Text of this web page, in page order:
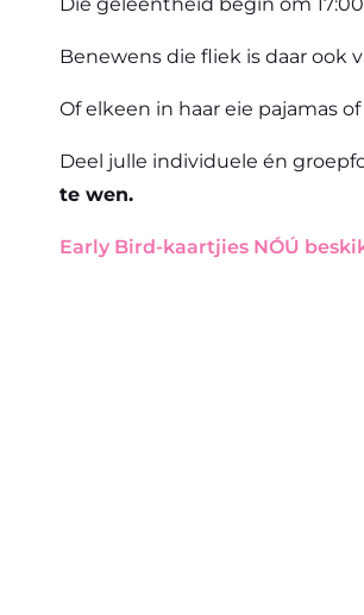
Benewens die fliek is daar ook
Of elkeen in haar eie pajamas
Deel julle individuele én
te wen.
Early Bird-kaartjies NÓÚ